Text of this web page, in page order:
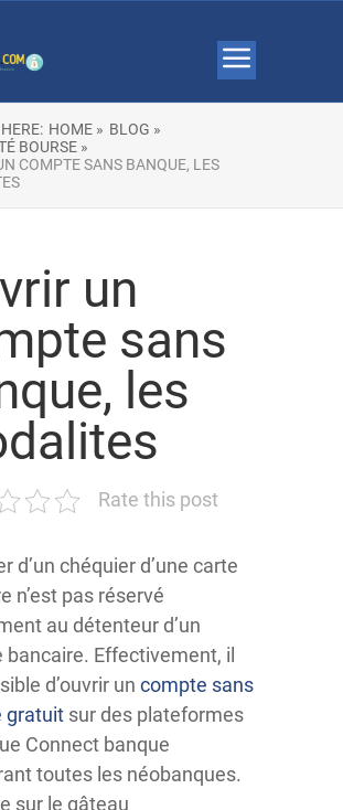
HOME » BLOG »
BOURSE »
COMPTE SANS BANQUE, LES
un
sans
les
Rate this post
d’un chéquier d’une carte
n’est pas réservé
au détenteur d’un
bancaire. Effectivement, il
d’ouvrir un compte sans
gratuit sur des plateformes
Connect banque
toutes les néobanques.
sur le gâteau